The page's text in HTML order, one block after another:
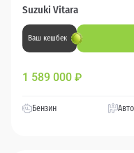
Suzuki Vitara
Ваш кешбек
1 589 000 ₽
Бензин